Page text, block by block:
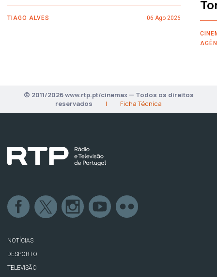
TIAGO ALVES 06 Ago 2026
© 2011/2026 www.rtp.pt/cinemax — Todos os direitos
reservados
| Ficha Técnica
NOTÍCIAS
DESPORTO
TELEVISÃO